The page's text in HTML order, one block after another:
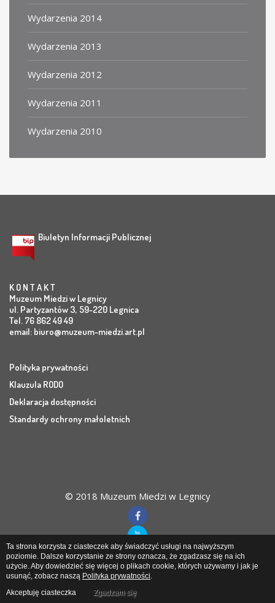
Wydarzenia 2014
Wydarzenia 2013
Wydarzenia 2012
Wydarzenia 2011
Wydarzenia 2010
Biuletyn Informacji Publicznej
K O N T A K T
Muzeum Miedzi w Legnicy
ul. Partyzantów 3, 59-220 Legnica
Tel. 76 862 49 49
email: biuro@muzeum-miedzi.art.pl
Polityka prywatności
Klauzula RODO
Deklaracja dostępności
Standardy ochrony małoletnich
© 2018 Muzeum Miedzi w Legnicy
Muzeum Miedziw Legnicy
Ta strona korzysta z ciasteczek aby świadczyć usługi na najwyższym
poziomie. Dalsze korzystanie ze strony oznacza, że zgadzasz się na ich
użycie. Aby dowiedzieć się więcej o plikach cookie, których używamy i jak je
usunąć, zobacz naszą Polityka prywatności.
Akceptuję ciasteczka
Zgadzam się